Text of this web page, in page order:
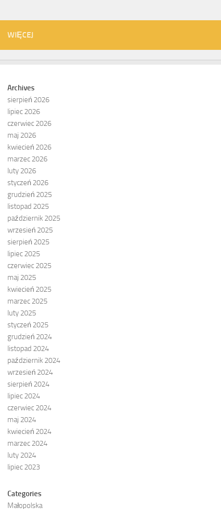
WIĘCEJ
Archives
sierpień 2026
lipiec 2026
czerwiec 2026
maj 2026
kwiecień 2026
marzec 2026
luty 2026
styczeń 2026
grudzień 2025
listopad 2025
październik 2025
wrzesień 2025
sierpień 2025
lipiec 2025
czerwiec 2025
maj 2025
kwiecień 2025
marzec 2025
luty 2025
styczeń 2025
grudzień 2024
listopad 2024
październik 2024
wrzesień 2024
sierpień 2024
lipiec 2024
czerwiec 2024
maj 2024
kwiecień 2024
marzec 2024
luty 2024
lipiec 2023
Categories
Małopolska